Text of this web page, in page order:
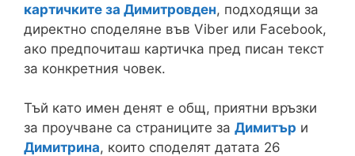
картичките за Димитровден, подходящи за
директно споделяне във Viber или Facebook,
ако предпочиташ картичка пред писан текст
за конкретния човек.
Тъй като имен денят е общ, приятни връзки
за проучване са страниците за Димитър и
Димитрина, които споделят датата 26